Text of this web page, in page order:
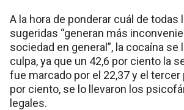
A la hora de ponderar cuál de
sugeridas “generan más
sociedad en general”, la cocaína se
culpa, ya que un 42,6 por ciento la
fue marcado por el 22,37 y el tercer
por ciento, se lo llevaron los
legales.